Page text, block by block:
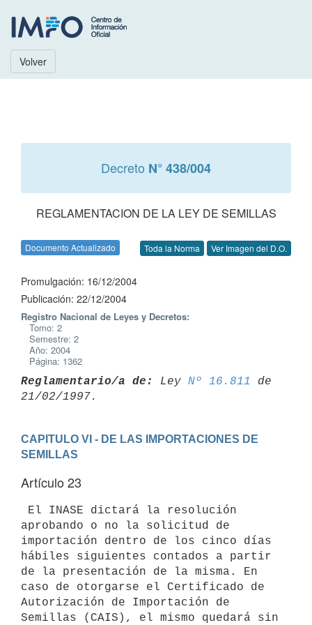
Volver
Decreto N° 438/004
REGLAMENTACION DE LA LEY DE SEMILLAS
Documento Actualizado Toda la Norma Ver Imagen del D.O.
Promulgación: 16/12/2004
Publicación: 22/12/2004
Registro Nacional de Leyes y Decretos:
Tomo: 2
Semestre: 2
Año: 2004
Página: 1362
Reglamentario/a de: Ley Nº 16.811
de
CAPITULO VI - DE LAS IMPORTACIONES DE
SEMILLAS
Artículo 23
aprobando o no la solicitud de
importación dentro de los cinco días
hábiles siguientes contados a partir
de la presentación de la misma. En
caso de otorgarse el Certificado de
Autorización de Importación de
Semillas (CAIS), el mismo quedará sin